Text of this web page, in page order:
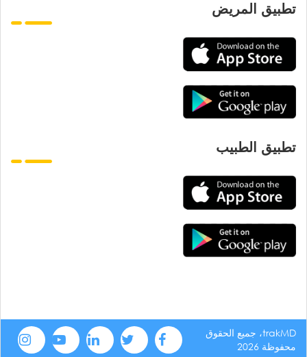
تطبيق المريض
تطبيق الطبيب
trakMD، جميع الحقوق
محفوظة 2026